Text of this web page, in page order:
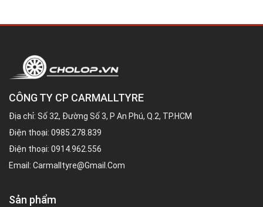
CÔNG TY CP CARMALLTYRE
Địa chỉ: Số 32, Đường Số 3, P An Phú, Q.2, TP.HCM
Điện thoại: 0985.278.839
Điện thoại: 0914.962.556
Email: Carmalltyre@gmail.com
Sản phẩm